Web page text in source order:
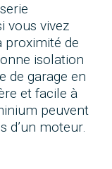
vous vivez
proximité de
isolation
de garage en
et facile à
peuvent
d’un moteur.